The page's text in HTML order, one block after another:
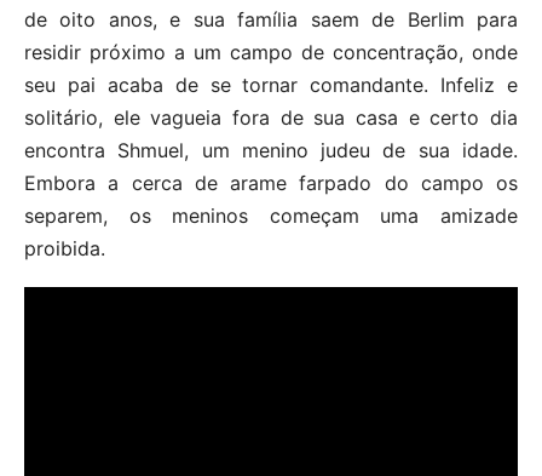
de oito anos, e sua família saem de Berlim para
residir próximo a um campo de concentração, onde
seu pai acaba de se tornar comandante. Infeliz e
solitário, ele vagueia fora de sua casa e certo dia
encontra Shmuel, um menino judeu de sua idade.
Embora a cerca de arame farpado do campo os
separem, os meninos começam uma amizade
proibida.